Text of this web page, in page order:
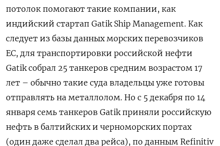
потолок помогают такие компании, как
индийский стартап Gatik Ship Management. Как
следует из базы данных морских перевозчиков
ЕС, для транспортировки российской нефти
Gatik собрал 25 танкеров средним возрастом 17
лет – обычно такие суда владельцы уже готовы
отправлять на металлолом. Но с 5 декабря по 14
января семь танкеров Gatik приняли российскую
нефть в балтийских и черноморских портах
(один даже сделал два рейса), по данным Refinitiv